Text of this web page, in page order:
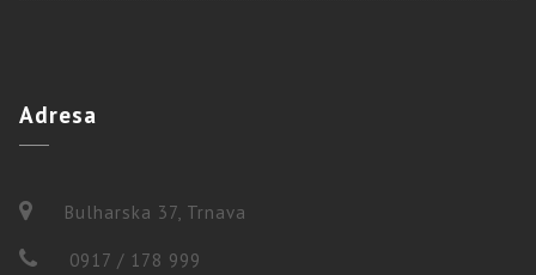
Adresa
Bulharska 37, Trnava
0917 / 178 999